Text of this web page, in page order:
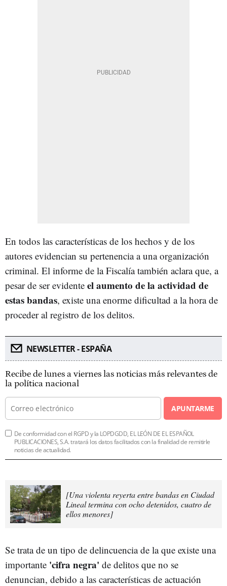
En todos las características de los hechos y de los
autores evidencian su pertenencia a una organización
criminal. El informe de la Fiscalía también aclara que, a
pesar de ser evidente el aumento de la actividad de
estas bandas, existe una enorme dificultad a la hora de
proceder al registro de los delitos.
NEWSLETTER - ESPAÑA
Recibe de lunes a viernes las noticias más relevantes de
la política nacional
APUNTARME
De conformidad con el RGPD y la LOPDGDD, EL LEÓN DE EL ESPAÑOL
PUBLICACIONES, S.A. tratará los datos facilitados con la finalidad de remitirle
noticias de actualidad.
[Una violenta reyerta entre bandas en Ciudad
Lineal termina con ocho detenidos, cuatro de
ellos menores]
Se trata de un tipo de delincuencia de la que existe una
importante 'cifra negra' de delitos que no se
denuncian, debido a las características de actuación